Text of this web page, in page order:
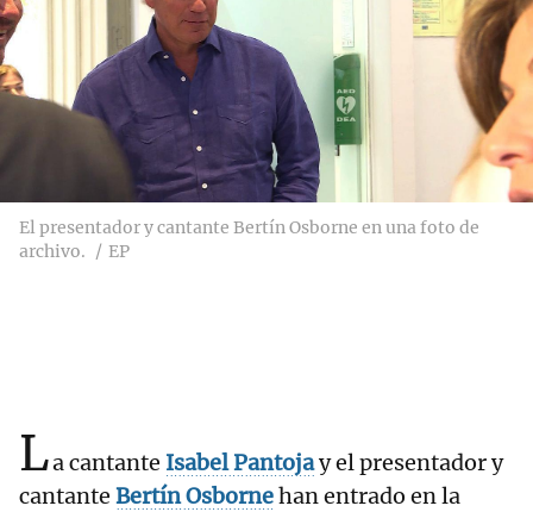
El presentador y cantante Bertín Osborne en una foto de
archivo.
EP
La cantante Isabel Pantojay el presentador y
cantante Bertín Osbornehan entrado en la